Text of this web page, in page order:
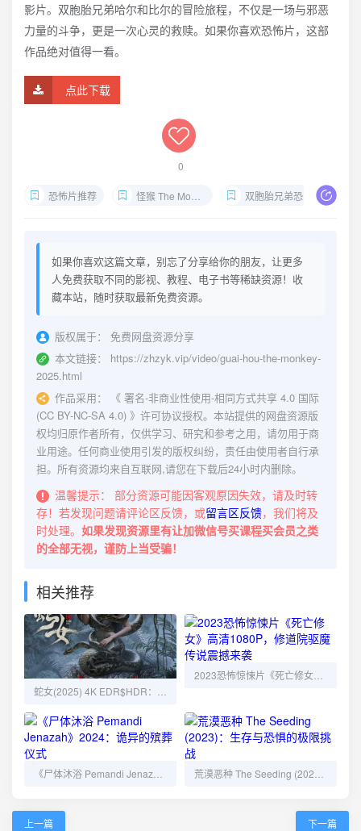
影片。双胞胎兄弟哈尔和比尔的冒险旅程，不仅是一场与邪恶
力量的斗争，更是一次心灵的救赎。如果你喜欢恐怖片，这部
作品绝对值得一看。
点此下载
0
恐怖片推荐 怪猴 The Monkey 2025 双胞胎兄弟恐怖冒险
如果你喜欢这篇文章，别忘了分享给你的朋友，让更多
人免费获取不同的影视、教程、电子书等稀缺资源！收
藏本站，随时获取最新免费资源。
版权属于：
免费网盘资源分享
本文链接：
https://zhzyk.vip/video/guai-hou-the-monkey-
2025.html
作品采用：
《 署名-非商业性使用-相同方式共享 4.0 国际
(CC BY-NC-SA 4.0) 》许可协议授权。本站提供的网盘资源版
权均归原作者所有，仅供学习、研究和参考之用，请勿用于商
业用途。任何商业使用引发的版权纠纷，责任由使用者自行承
担。所有资源均来自互联网,请您在下载后24小时内删除。
温馨提示：
部分资源可能因客观原因失效，请及时转
存！若发现问题请评论区反馈，或留言区反馈，我们将及
时处理。 如果发现资源里有让加微信号买课程买会员之类
的全部无视，谨防上当受骗！
相关推荐
上一篇 下一篇